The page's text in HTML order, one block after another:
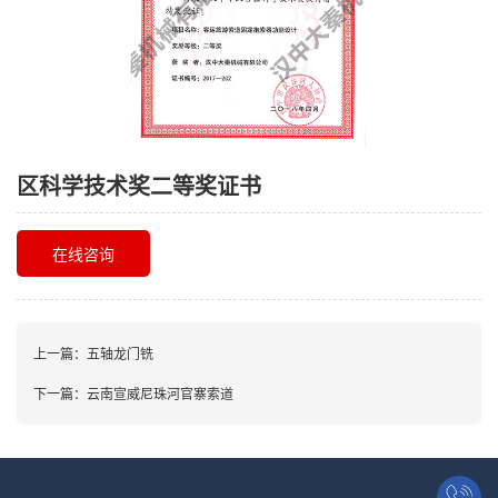
区科学技术奖二等奖证书
在线咨询
上一篇： 五轴龙门铣
下一篇： 云南宣威尼珠河官寨索道